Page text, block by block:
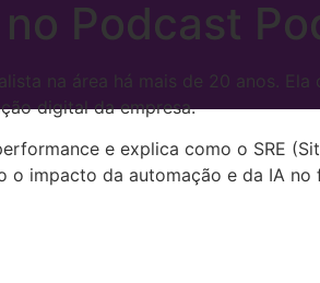
Podcast
na área há mais de 20 anos.
digital da empresa.
e explica como o SRE
impacto da automação e da IA